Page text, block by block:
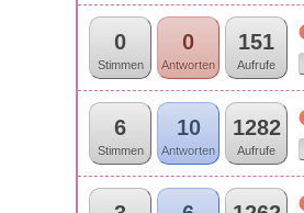
0
Stimmen
0
Antworten
151
Aufrufe
6
Stimmen
10
Antworten
1282
Aufrufe